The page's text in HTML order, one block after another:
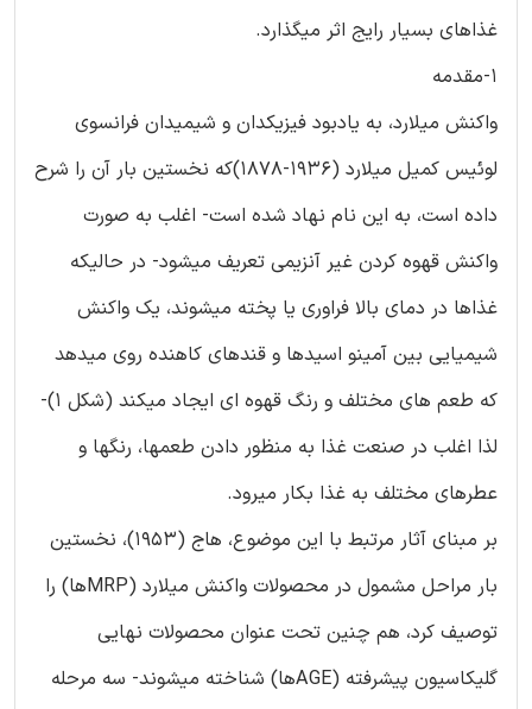
غذاهای بسیار رایج اثر میگذارد.
1-مقدمه
واکنش میلارد، به یادبود فیزیکدان و شیمیدان فرانسوی
لوئیس کمیل میلارد (1936-1878)که نخستین بار آن را شرح
داده است، به این نام نهاد شده است- اغلب به صورت
واکنش قهوه کردن غیر آنزیمی تعریف میشود- در حالیکه
غذاها در دمای بالا فراوری یا پخته میشوند، یک واکنش
شیمیایی بین آمینو اسیدها و قندهای کاهنده روی میدهد
که طعم های مختلف و رنگ قهوه ای ایجاد میکند (شکل 1)-
لذا اغلب در صنعت غذا به منظور دادن طعمها، رنگها و
عطرهای مختلف به غذا بکار میرود.
بر مبنای آثار مرتبط با این موضوع، هاج (1953)، نخستین
بار مراحل مشمول در محصولات واکنش میلارد (MRPها) را
توصیف کرد، هم چنین تحت عنوان محصولات نهایی
گلیکاسیون پیشرفته (AGEها) شناخته میشوند- سه مرحله